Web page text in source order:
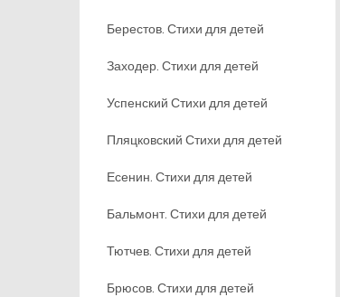
Берестов. Стихи для детей
Заходер. Стихи для детей
Успенский Стихи для детей
Пляцковский Стихи для детей
Есенин. Стихи для детей
Бальмонт. Стихи для детей
Тютчев. Стихи для детей
Брюсов. Стихи для детей